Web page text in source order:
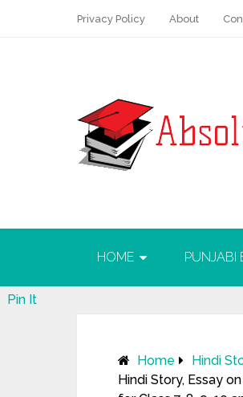
Privacy Policy About
HOME PUNJABI
Home
Hindi
Hindi Story, Essay on
Pin It